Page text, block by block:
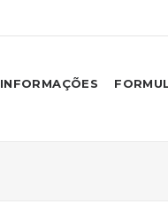
INFORMAÇÕES